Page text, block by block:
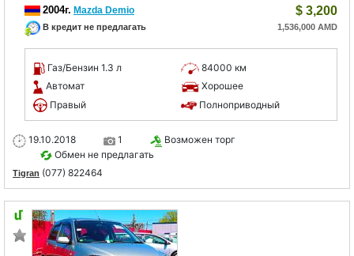
2004г. Mazda Demio $ 3,200
В кредит не предлагать 1,536,000 AMD
Газ/Бензин 1.3 л
84000 км
Автомат
Хорошее
Правый
Полноприводный
19.10.2018 1
Возможен торг
Обмен не предлагать
Tigran (077) 822464